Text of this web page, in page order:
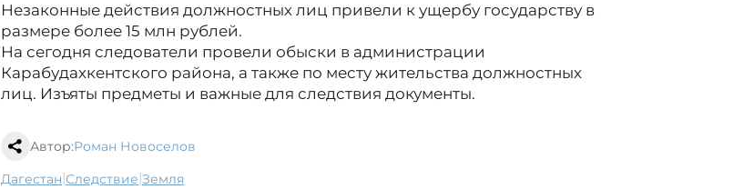
Незаконные действия должностных лиц привели к ущербу государству в
размере более 15 млн рублей.
На сегодня следователи провели обыски в администрации
Карабудахкентского района, а также по месту жительства должностных
лиц. Изъяты предметы и важные для следствия документы.
Автор:Роман Новоселов
Дагестан| следствие| земля